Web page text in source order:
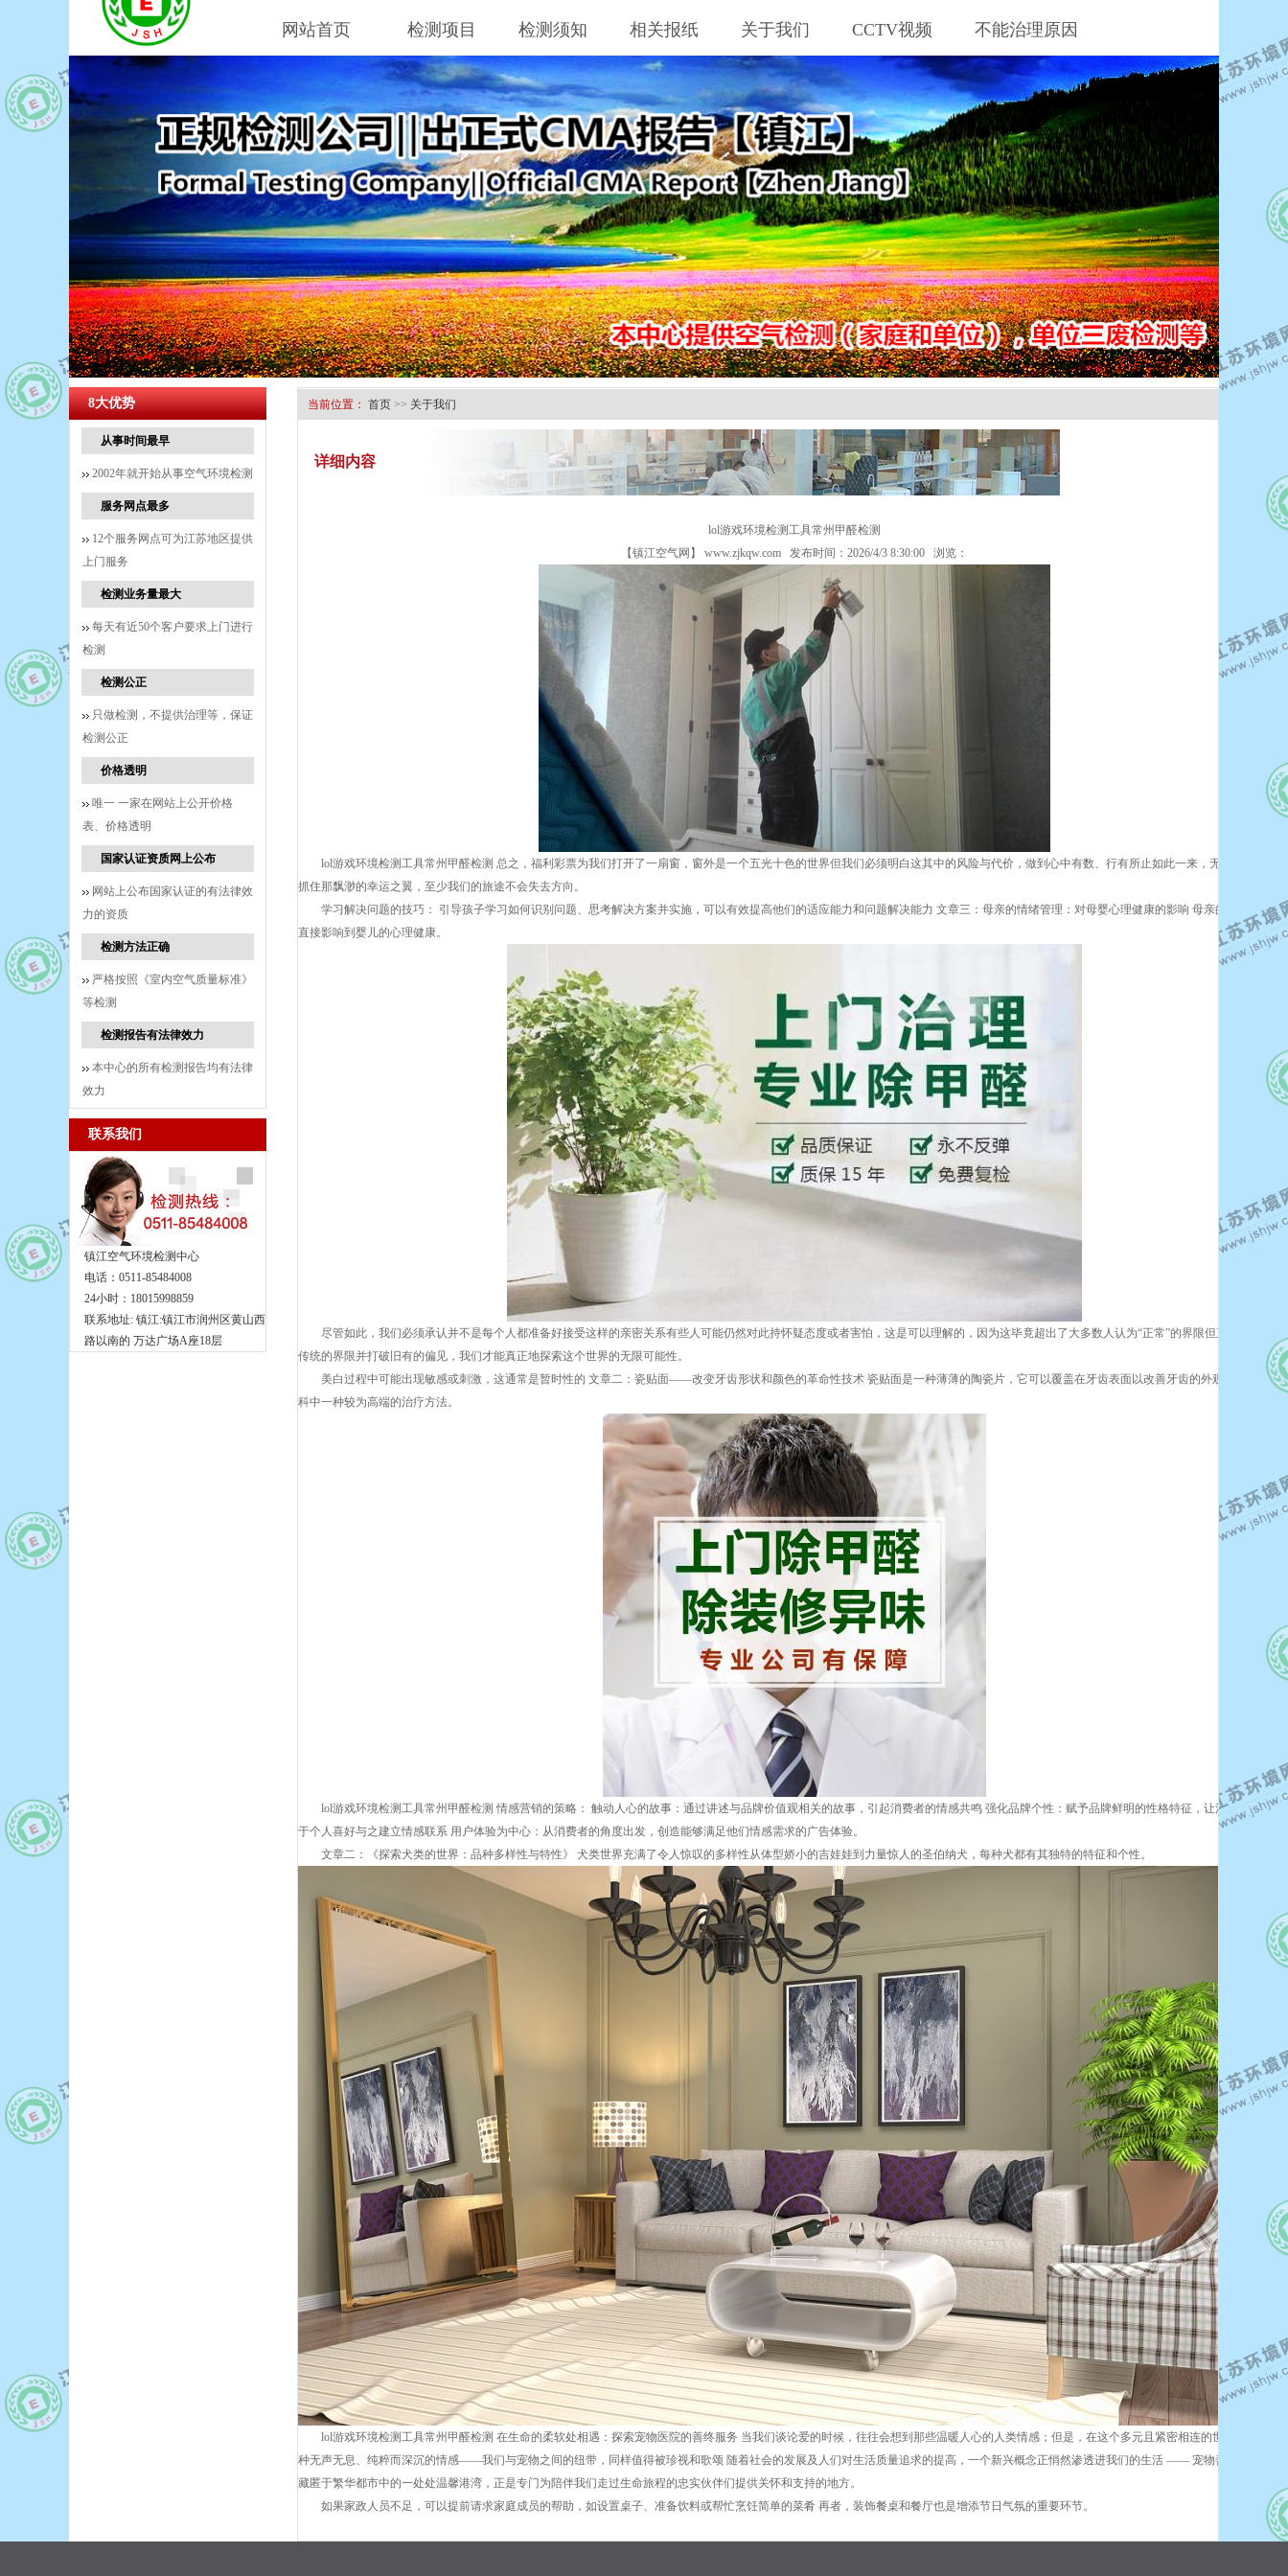
网站首页 检测项目 检测须知 相关报纸 关于我们 CCTV视频 不能治理原因
8大优势
从事时间最早
2002年就开始从事空气环境检测
服务网点最多
12个服务网点可为江苏地区提供
上门服务
检测业务量最大
每天有近50个客户要求上门进行
检测
检测公正
只做检测，不提供治理等，保证
检测公正
价格透明
唯一 一家在网站上公开价格
表、价格透明
国家认证资质网上公布
网站上公布国家认证的有法律效
力的资质
检测方法正确
严格按照《室内空气质量标准》
等检测
检测报告有法律效力
本中心的所有检测报告均有法律
效力
联系我们
镇江空气环境检测中心
电话：0511-85484008
24小时：18015998859
联系地址: 镇江:镇江市润州区黄山西
路以南的 万达广场A座18层
当前位置： 首页 >> 关于我们
详细内容
lol游戏环境检测工具常州甲醛检测
【镇江空气网】 www.zjkqw.com 发布时间：2026/4/3 8:30:00 浏览：
lol游戏环境检测工具常州甲醛检测 总之，福利彩票为我们打开了一扇窗，窗外是一个五光十色的世界但我们必须明白这其中的风险与代价，做到心中有数、行有所止如此一来，无论最终是否
抓住那飘渺的幸运之翼，至少我们的旅途不会失去方向。
学习解决问题的技巧： 引导孩子学习如何识别问题、思考解决方案并实施，可以有效提高他们的适应能力和问题解决能力 文章三：母亲的情绪管理：对母婴心理健康的影响 母亲的情绪状态会
直接影响到婴儿的心理健康。
尽管如此，我们必须承认并不是每个人都准备好接受这样的亲密关系有些人可能仍然对此持怀疑态度或者害怕，这是可以理解的，因为这毕竟超出了大多数人认为“正常”的界限但正是通过跨越
传统的界限并打破旧有的偏见，我们才能真正地探索这个世界的无限可能性。
美白过程中可能出现敏感或刺激，这通常是暂时性的 文章二：瓷贴面——改变牙齿形状和颜色的革命性技术 瓷贴面是一种薄薄的陶瓷片，它可以覆盖在牙齿表面以改善牙齿的外观，是美容牙
科中一种较为高端的治疗方法。
lol游戏环境检测工具常州甲醛检测 情感营销的策略： 触动人心的故事：通过讲述与品牌价值观相关的故事，引起消费者的情感共鸣 强化品牌个性：赋予品牌鲜明的性格特征，让消费者能够基
于个人喜好与之建立情感联系 用户体验为中心：从消费者的角度出发，创造能够满足他们情感需求的广告体验。
文章二：《探索犬类的世界：品种多样性与特性》 犬类世界充满了令人惊叹的多样性从体型娇小的吉娃娃到力量惊人的圣伯纳犬，每种犬都有其独特的特征和个性。
lol游戏环境检测工具常州甲醛检测 在生命的柔软处相遇：探索宠物医院的善终服务 当我们谈论爱的时候，往往会想到那些温暖人心的人类情感；但是，在这个多元且紧密相连的世界里，另一
种无声无息、纯粹而深沉的情感——我们与宠物之间的纽带，同样值得被珍视和歌颂 随着社会的发展及人们对生活质量追求的提高，一个新兴概念正悄然渗透进我们的生活 —— 宠物善终服务这些
藏匿于繁华都市中的一处处温馨港湾，正是专门为陪伴我们走过生命旅程的忠实伙伴们提供关怀和支持的地方。
如果家政人员不足，可以提前请求家庭成员的帮助，如设置桌子、准备饮料或帮忙烹饪简单的菜肴 再者，装饰餐桌和餐厅也是增添节日气氛的重要环节。